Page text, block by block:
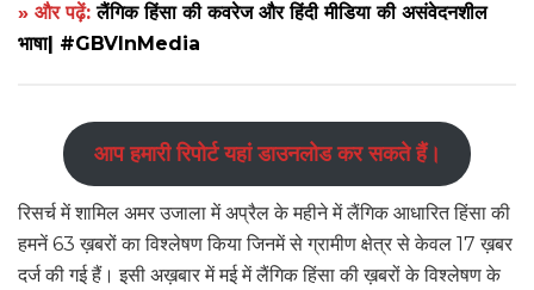
» और पढ़ें:लैंगिक हिंसा की कवरेज और हिंदी मीडिया की असंवेदनशील
भाषा| #GBVInMedia
आप हमारी रिपोर्ट यहां डाउनलोड कर सकते हैं।
रिसर्च में शामिल अमर उजाला में अप्रैल के महीने में लैंगिक आधारित हिंसा की
हमनें 63 ख़बरों का विश्लेषण किया जिनमें से ग्रामीण क्षेत्र से केवल 17 ख़बर
दर्ज की गई हैं। इसी अख़बार में मई में लैंगिक हिंसा की ख़बरों के विश्लेषण के